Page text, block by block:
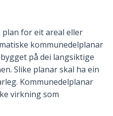
plan for eit areal eller
kommunedelplanar
på dei langsiktige
Slike planar skal ha ein
Kommunedelplanar
virkning som